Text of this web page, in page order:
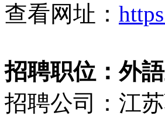
查看网址：
招聘职位：外
招聘公司：江